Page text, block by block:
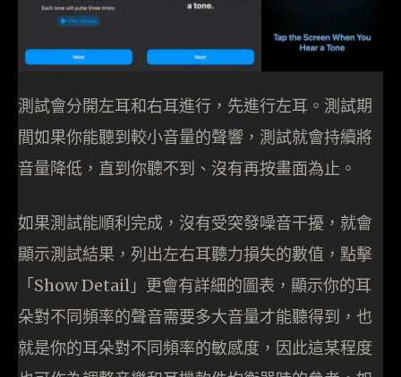
測試會分開左耳和右耳進行，先進行左耳。測試期
間如果你能聽到較小音量的聲響，測試就會持續將
音量降低，直到你聽不到、沒有再按畫面為止。
如果測試能順利完成，沒有受突發噪音干擾，就會
顯示測試結果，列出左右耳聽力損失的數值，點擊
「Show Detail」更會有詳細的圖表，顯示你的耳
朵對不同頻率的聲音需要多大音量才能聽得到，也
就是你的耳朵對不同頻率的敏感度，因此這某程度